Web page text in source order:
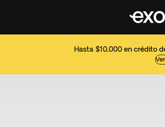
Hasta $10,000 en crédito